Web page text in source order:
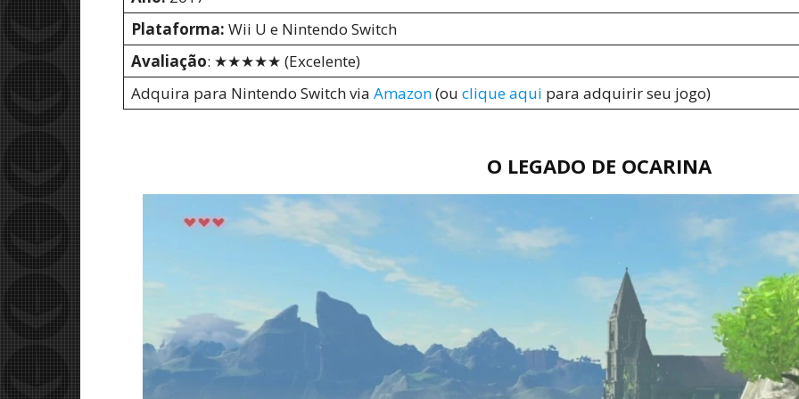
Plataforma: Wii U e Nintendo Switch
Avaliação: ★★★★★ (Excelente)
Adquira para Nintendo Switch via Amazon(ou clique aqui para adquirir seu jogo)
O LEGADO DE OCARINA